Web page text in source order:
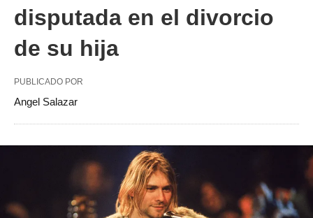
disputada en el divorcio
de su hija
PUBLICADO POR
Angel Salazar